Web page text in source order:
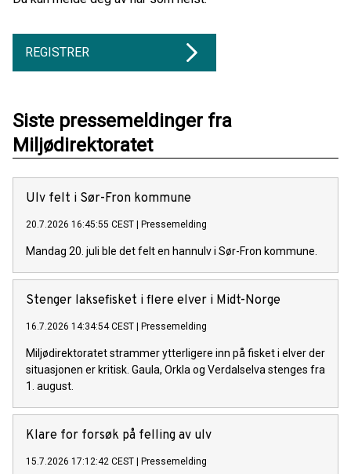
REGISTRER
Siste pressemeldinger fra
Miljødirektoratet
Ulv felt i Sør-Fron kommune
20.7.2026 16:45:55 CEST Pressemelding
Mandag 20. juli ble det felt en hannulv i Sør-Fron kommune.
Stenger laksefisket i flere elver i Midt-Norge
16.7.2026 14:34:54 CEST Pressemelding
Miljødirektoratet strammer ytterligere inn på fisket i elver der
situasjonen er kritisk. Gaula, Orkla og Verdalselva stenges fra
1. august.
Klare for forsøk på felling av ulv
15.7.2026 17:12:42 CEST Pressemelding